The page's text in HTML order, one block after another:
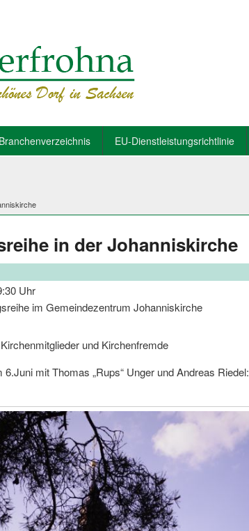
Branchenverzeichnis EU-Dienstleistungsrichtlinie
in der Johanniskirche
Uhr
im Gemeindezentrum Johanniskirche
und Kirchenfremde
mit Thomas „Rups“ Unger und Andreas Riedel: